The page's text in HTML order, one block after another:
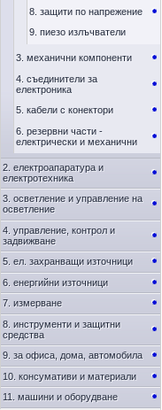
8. защити по напрежение
9. пиезо излъчватели
3. механични компоненти
4. съединители за
електроника
5. кабели с конектори
6. резервни части -
електрически и механични
2. електроапаратура и
електротехника
3. осветление и управление на
осветление
4. управление, контрол и
задвижване
5. ел. захранващи източници
6. енергийни източници
7. измерване
8. инструменти и защитни
средства
9. за офиса, дома, автомобила
10. консумативи и материали
11. машини и оборудване